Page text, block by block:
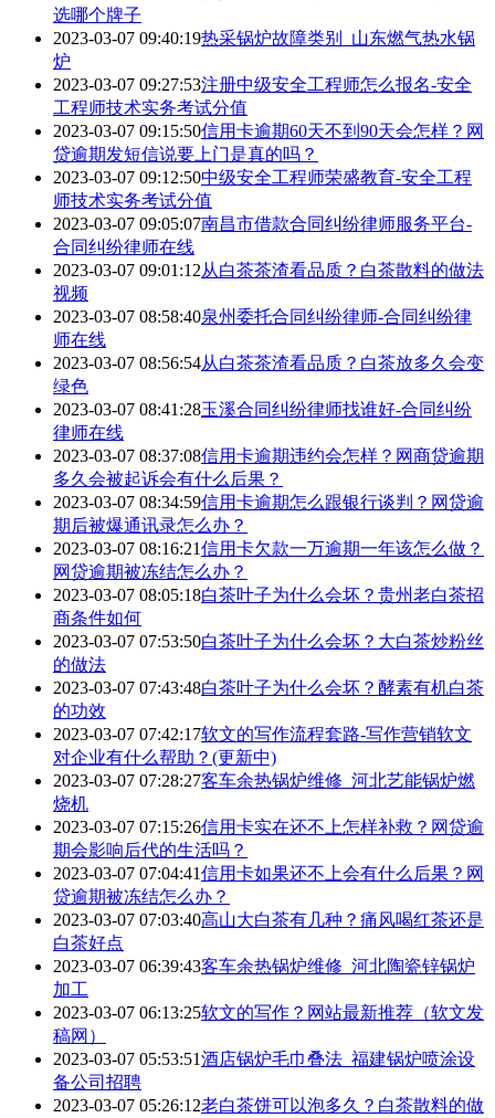
选哪个牌子
2023-03-07 09:40:19热采锅炉故障类别_山东燃气热水锅
炉
2023-03-07 09:27:53注册中级安全工程师怎么报名-安全
工程师技术实务考试分值
2023-03-07 09:15:50信用卡逾期60天不到90天会怎样？网
贷逾期发短信说要上门是真的吗？
2023-03-07 09:12:50中级安全工程师荣盛教育-安全工程
师技术实务考试分值
2023-03-07 09:05:07南昌市借款合同纠纷律师服务平台-
合同纠纷律师在线
2023-03-07 09:01:12从白茶茶渣看品质？白茶散料的做法
视频
2023-03-07 08:58:40泉州委托合同纠纷律师-合同纠纷律
师在线
2023-03-07 08:56:54从白茶茶渣看品质？白茶放多久会变
绿色
2023-03-07 08:41:28玉溪合同纠纷律师找谁好-合同纠纷
律师在线
2023-03-07 08:37:08信用卡逾期违约会怎样？网商贷逾期
多久会被起诉会有什么后果？
2023-03-07 08:34:59信用卡逾期怎么跟银行谈判？网贷逾
期后被爆通讯录怎么办？
2023-03-07 08:16:21信用卡欠款一万逾期一年该怎么做？
网贷逾期被冻结怎么办？
2023-03-07 08:05:18白茶叶子为什么会坏？贵州老白茶招
商条件如何
2023-03-07 07:53:50白茶叶子为什么会坏？大白茶炒粉丝
的做法
2023-03-07 07:43:48白茶叶子为什么会坏？酵素有机白茶
的功效
2023-03-07 07:42:17软文的写作流程套路-写作营销软文
对企业有什么帮助？(更新中)
2023-03-07 07:28:27客车余热锅炉维修_河北艺能锅炉燃
烧机
2023-03-07 07:15:26信用卡实在还不上怎样补救？网贷逾
期会影响后代的生活吗？
2023-03-07 07:04:41信用卡如果还不上会有什么后果？网
贷逾期被冻结怎么办？
2023-03-07 07:03:40高山大白茶有几种？痛风喝红茶还是
白茶好点
2023-03-07 06:39:43客车余热锅炉维修_河北陶瓷锌锅炉
加工
2023-03-07 06:13:25软文的写作？网站最新推荐（软文发
稿网）
2023-03-07 05:53:51酒店锅炉毛巾叠法_福建锅炉喷涂设
备公司招聘
2023-03-07 05:26:12老白茶饼可以泡多久？白茶散料的做